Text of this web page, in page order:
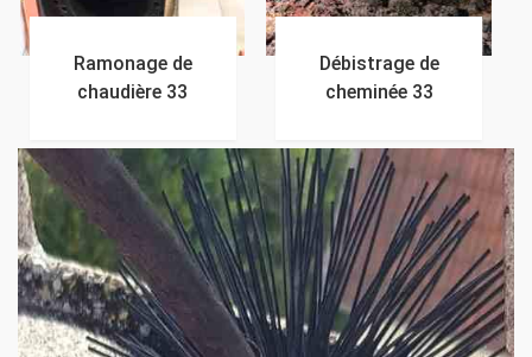
Ramonage de
chaudière 33
Débistrage de
cheminée 33